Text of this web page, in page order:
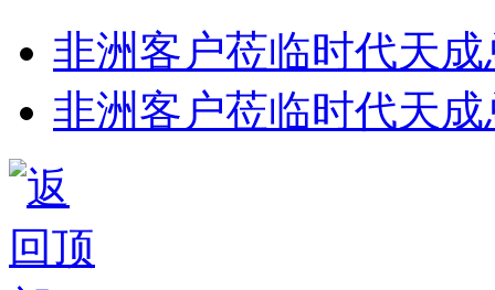
非洲客户莅临时代天
非洲客户莅临时代天